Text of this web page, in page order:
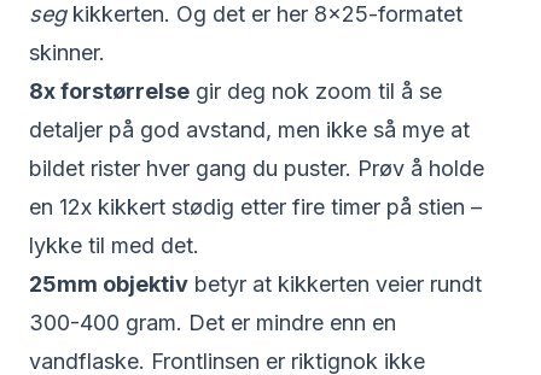
segkikkerten. Og det er her 8x25-formatet
skinner.
8x forstørrelse gir deg nok zoom til å se
detaljer på god avstand, men ikke så mye at
bildet rister hver gang du puster. Prøv å holde
en 12x kikkert stødig etter fire timer på stien –
lykke til med det.
25mm objektiv betyr at kikkerten veier rundt
300-400 gram. Det er mindre enn en
vandflaske. Frontlinsen er riktignok ikke